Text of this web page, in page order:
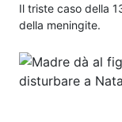
Il triste caso della
della meningite.